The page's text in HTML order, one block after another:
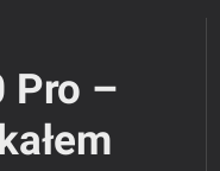
Pro –